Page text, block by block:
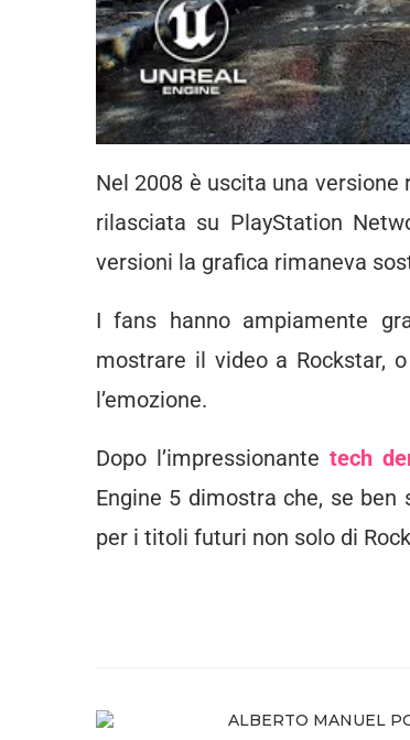
Nel 2008 è uscita una
rilasciata su PlayStation
versioni la grafica rimaneva
I fans hanno ampiamente
mostrare il video a Rockstar,
l’emozione.
Dopo l’impressionante tech
Engine 5 dimostra che, se
per i titoli futuri non solo di
ALBERTO MANUEL